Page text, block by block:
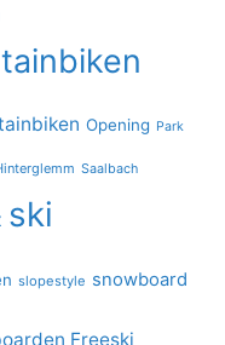
Opening Park
Saalbach
ski
slopestyle snowboard
Freeski